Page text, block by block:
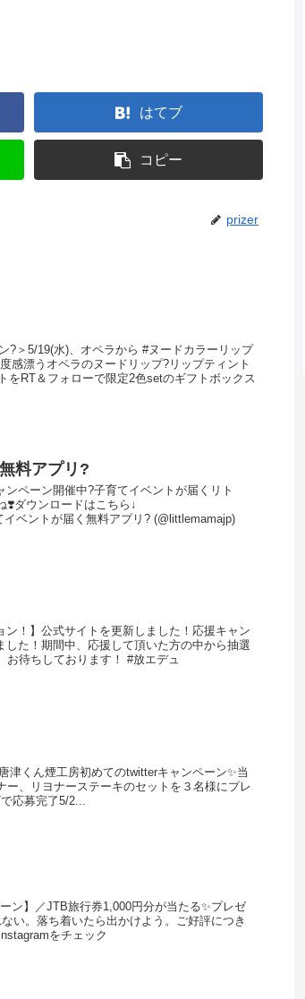
はてブ
コピー
prizer
＞5/19(水)、オペラから #ヌードカラーリップ
感漂うオペラのヌードリップ?リップティント
をRT＆フォローで限定2色setのギフトボックス
料アプリ?
ペーン開催中?子育てイベントが届くリト
❣️ダウンロードはこちら↓
ベントが届く無料アプリ? (@littlemamajp)
！】公式サイトを更新しました！応援キャン
た！期間中、応援して頂いた方の中から抽選
お待ちしております！ #放エデュ
くん煙工房初めてのtwitterキャンペーン✨当
、リヨナーステーキのセットを３名様にプレ
応募完了5/2...
ン】／JTB旅行券1,000円分が当たる✨プレゼ
い。落ち着いたら出かけよう。ご好評につき
をチェック